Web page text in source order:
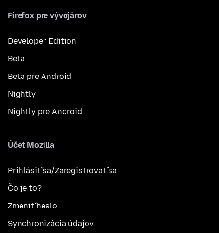
Firefox pre vývojárov
Developer Edition
Beta
Beta pre Android
Nightly
Nightly pre Android
Účet Mozilla
Prihlásiť sa/Zaregistrovať sa
Čo je to?
Zmeniť heslo
Synchronizácia údajov